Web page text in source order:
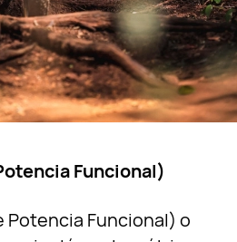
Funcional)
Potencia Funcional) o